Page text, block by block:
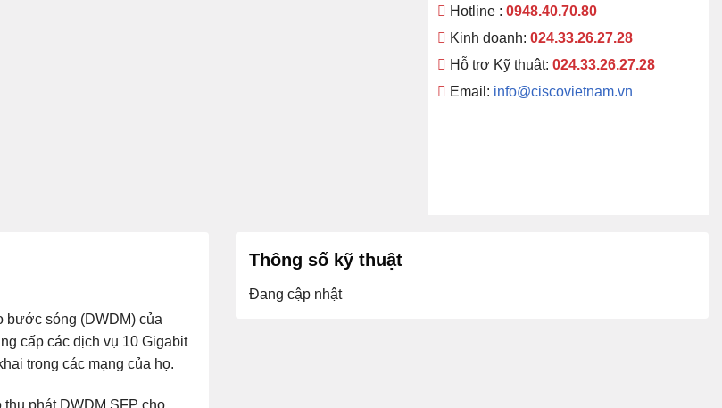
Hotline :0948.40.70.80
Kinh doanh:024.33.26.27.28
Hỗ trợ Kỹ thuật:024.33.26.27.28
Email: info@ciscovietnam.vn
bước sóng (DWDM) của
cấp các dịch vụ 10 Gigabit
trong các mạng của họ.
phát DWDM SFP cho
Thông số kỹ thuật
Đang cập nhật